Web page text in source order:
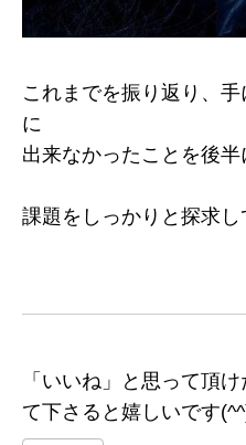
これまでを振り返り、
に
出来なかったことを後半
課題をしっかりと探求し
「いいね」と思って頂
て下さると嬉しいです